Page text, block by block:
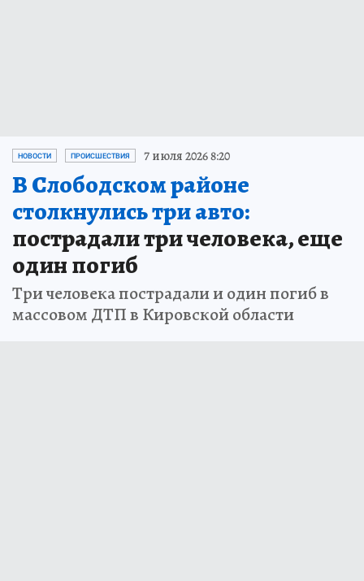
НОВОСТИ ПРОИСШЕСТВИЯ 7 июля 2026 8:20
В Слободском районе
столкнулись три авто:
пострадали три человека, еще
один погиб
Три человека пострадали и один погиб в
массовом ДТП в Кировской области